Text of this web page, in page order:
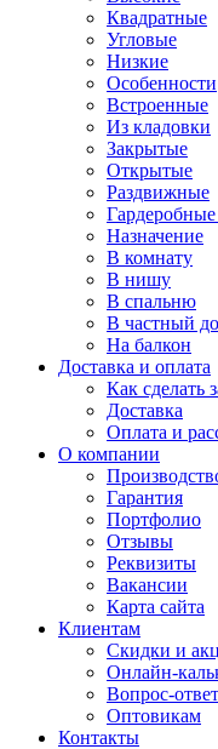
Квадратные
Угловые
Низкие
Особенности
Встроенные
Из кладовки
Закрытые
Открытые
Раздвижные
Назначение
В комнату
В нишу
В спальню
В частный
На балкон
Доставка и оплата
Как сделать
Доставка
Оплата и
О компании
Гарантия
Портфолио
Отзывы
Реквизиты
Вакансии
Карта сайта
Клиентам
Скидки и
Онлайн-
Вопрос-ответ
Оптовикам
Контакты